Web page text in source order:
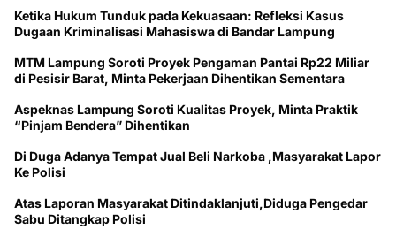
Ketika Hukum Tunduk pada Kekuasaan: Refleksi Kasus
Dugaan Kriminalisasi Mahasiswa di Bandar Lampung
MTM Lampung Soroti Proyek Pengaman Pantai Rp22 Miliar
di Pesisir Barat, Minta Pekerjaan Dihentikan Sementara
Aspeknas Lampung Soroti Kualitas Proyek, Minta Praktik
“Pinjam Bendera” Dihentikan
Di Duga Adanya Tempat Jual Beli Narkoba ,Masyarakat Lapor
Ke Polisi
Atas Laporan Masyarakat Ditindaklanjuti,Diduga Pengedar
Sabu Ditangkap Polisi